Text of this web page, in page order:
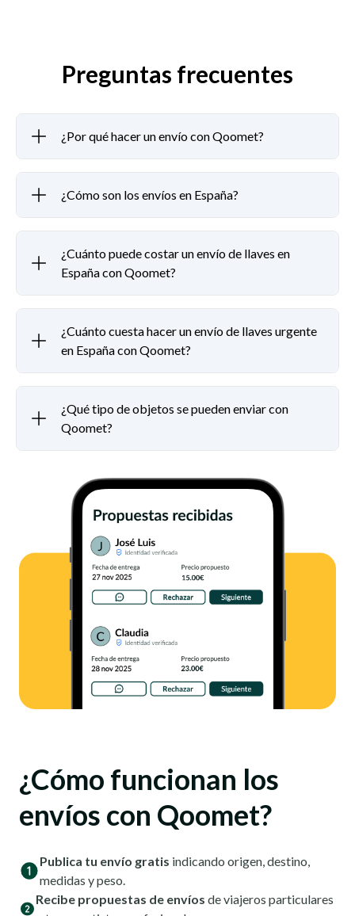
Preguntas frecuentes
¿Por qué hacer un envío con Qoomet?
¿Cómo son los envíos en España?
¿Cuánto puede costar un envío de llaves en
España con Qoomet?
¿Cuánto cuesta hacer un envío de llaves urgente
en España con Qoomet?
¿Qué tipo de objetos se pueden enviar con
Qoomet?
¿Cómo funcionan los
envíos con Qoomet?
Publica tu envío gratis indicando origen, destino,
medidas y peso.
Recibe propuestas de envíos de viajeros particulares